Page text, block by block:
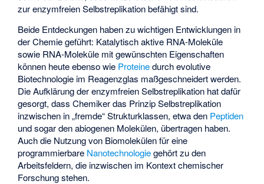
zur enzymfreien Selbstreplikation befähigt sind.
Beide Entdeckungen haben zu wichtigen Entwicklungen in
der Chemie geführt: Katalytisch aktive RNA-Moleküle
sowie RNA-Moleküle mit gewünschten Eigenschaften
können heute ebenso wie Proteinedurch evolutive
Biotechnologie im Reagenzglas maßgeschneidert werden.
Die Aufklärung der enzymfreien Selbstreplikation hat dafür
gesorgt, dass Chemiker das Prinzip Selbstreplikation
inzwischen in „fremde“ Strukturklassen, etwa den Peptiden
und sogar den abiogenen Molekülen, übertragen haben.
Auch die Nutzung von Biomolekülen für eine
programmierbare Nanotechnologiegehört zu den
Arbeitsfeldern, die inzwischen im Kontext chemischer
Forschung stehen.